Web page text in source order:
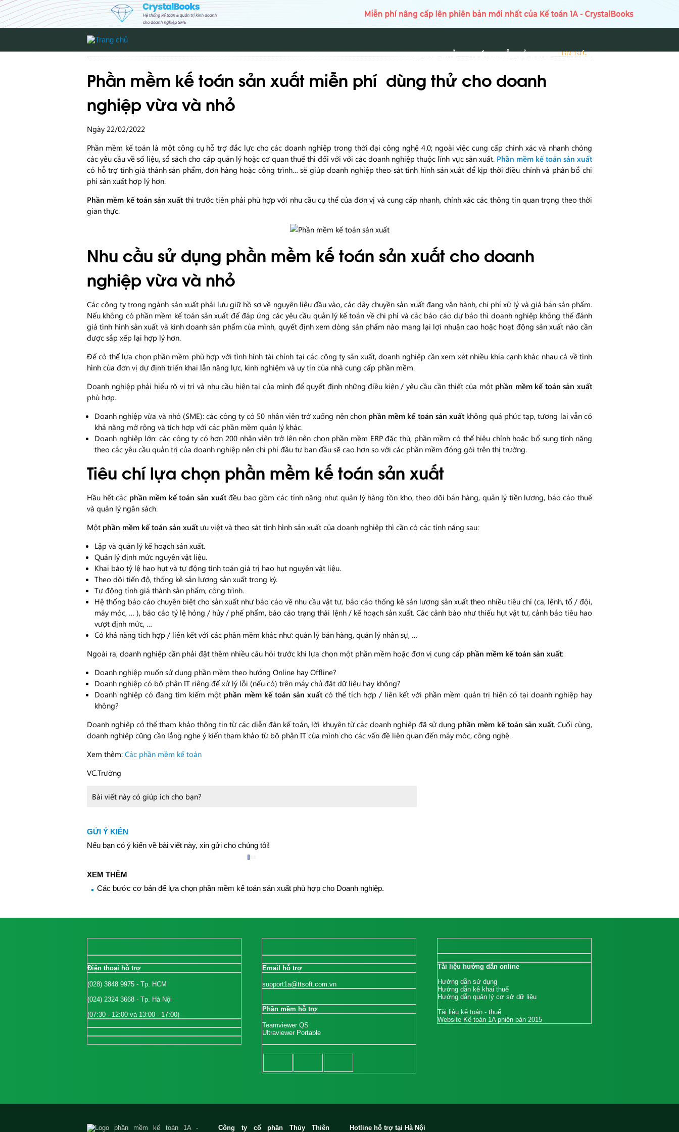
TRANG CHỦ HƯỚNG DẪN SỬ DỤNG TIN TỨC
TIN TỨC
Phần mềm kế toán sản xuất miễn phí dùng thử cho doanh
nghiệp vừa và nhỏ
Ngày 22/02/2022
Phần mềm kế toán là một công cụ hỗ trợ đắc lực cho các doanh nghiệp trong thời đại công nghệ 4.0; ngoài việc cung cấp chính xác và nhanh chóng
các yêu cầu về số liệu, sổ sách cho cấp quản lý hoặc cơ quan thuế thì đối với với các doanh nghiệp thuộc lĩnh vực sản xuất. Phần mềm kế toán sản xuất
có hỗ trợ tính giá thành sản phẩm, đơn hàng hoặc công trình… sẽ giúp doanh nghiệp theo sát tình hình sản xuất để kịp thời điều chỉnh và phân bổ chi
phí sản xuất hợp lý hơn.
Phần mềm kế toán sản xuất thì trước tiên phải phù hợp với nhu cầu cụ thể của đơn vị và cung cấp nhanh, chính xác các thông tin quan trọng theo thời
gian thực.
Nhu cầu sử dụng phần mềm kế toán sản xuất cho doanh
nghiệp vừa và nhỏ
Các công ty trong ngành sản xuất phải lưu giữ hồ sơ về nguyên liệu đầu vào, các dây chuyền sản xuất đang vận hành, chi phí xử lý và giá bán sản phẩm.
Nếu không có phần mềm kế toán sản xuất để đáp ứng các yêu cầu quản lý kế toán về chi phí và các báo cáo dự báo thì doanh nghiệp không thể đánh
giá tình hình sản xuất và kinh doanh sản phẩm của mình, quyết định xem dòng sản phẩm nào mang lại lợi nhuận cao hoặc hoạt động sản xuất nào cần
được sắp xếp lại hợp lý hơn.
Để có thể lựa chọn phần mềm phù hợp với tình hình tài chính tại các công ty sản xuất, doanh nghiệp cần xem xét nhiều khía cạnh khác nhau cả về tình
hình của đơn vị dự định triển khai lẫn năng lực, kinh nghiệm và uy tín của nhà cung cấp phần mềm.
Doanh nghiệp phải hiểu rõ vị trí và nhu cầu hiện tại của mình để quyết định những điều kiện / yêu cầu cần thiết của mộtphần mềm kế toán sản xuất
phù hợp.
Doanh nghiệp vừa và nhỏ (SME): các công ty có 50 nhân viên trở xuống nên chọnphần mềm kế toán sản xuất không quá phức tạp, tương lai vẫn có
khả năng mở rộng và tích hợp với các phần mềm quản lý khác.
Doanh nghiệp lớn: các công ty có hơn 200 nhân viên trở lên nên chọn phần mềm ERP đặc thù, phần mềm có thể hiệu chỉnh hoặc bổ sung tính năng
theo các yêu cầu quản trị của doanh nghiệp nên chi phí đầu tư ban đầu sẽ cao hơn so với các phần mềm đóng gói trên thị trường.
Tiêu chí lựa chọn phần mềm kế toán sản xuất
Hầu hết các phần mềm kế toán sản xuấtđều bao gồm các tính năng như: quản lý hàng tồn kho, theo dõi bán hàng, quản lý tiền lương, báo cáo thuế
và quản lý ngân sách.
Một phần mềm kế toán sản xuất ưu việt và theo sát tình hình sản xuất của doanh nghiệp thì cần có các tính năng sau:
Lập và quản lý kế hoạch sản xuất.
Quản lý định mức nguyên vật liệu.
Khai báo tỷ lệ hao hụt và tự động tính toán giá trị hao hụt nguyên vật liệu.
Theo dõi tiến độ, thống kê sản lượng sản xuất trong kỳ.
Tự động tính giá thành sản phẩm, công trình.
Hệ thống báo cáo chuyên biệt cho sản xuất như báo cáo về nhu cầu vật tư, báo cáo thống kê sản lượng sản xuất theo nhiều tiêu chí (ca, lệnh, tổ / đội,
máy móc, … ), báo cáo tỷ lệ hỏng / hủy / phế phẩm, báo cáo trạng thái lệnh / kế hoạch sản xuất. Các cảnh báo như thiếu hụt vật tư, cảnh báo tiêu hao
vượt định mức, …
Có khả năng tích hợp / liên kết với các phần mềm khác như: quản lý bán hàng, quản lý nhân sự, …
Ngoài ra, doanh nghiệp cần phải đặt thêm nhiều câu hỏi trước khi lựa chọn một phần mềm hoặc đơn vị cung cấp phần mềm kế toán sản xuất:
Doanh nghiệp muốn sử dụng phần mềm theo hướng Online hay Offline?
Doanh nghiệp có bộ phận IT riêng để xử lý lỗi (nếu có) trên máy chủ đặt dữ liệu hay không?
Doanh nghiệp có đang tìm kiếm một phần mềm kế toán sản xuấtcó thể tích hợp / liên kết với phần mềm quản trị hiện có tại doanh nghiệp hay
không?
Doanh nghiệp có thể tham khảo thông tin từ các diễn đàn kế toán, lời khuyên từ các doanh nghiệp đã sử dụng phần mềm kế toán sản xuất. Cuối cùng,
doanh nghiệp cũng cần lắng nghe ý kiến tham khảo từ bộ phận IT của mình cho các vấn đề liên quan đến máy móc, công nghệ.
Xem thêm: Các phần mềm kế toán
VC.Trường
Bài viết này có giúp ích cho bạn?
GỬI Ý KIẾN
Nếu bạn có ý kiến về bài viết này, xin gửi cho chúng tôi!
XEM THÊM
Các bước cơ bản để lựa chọn phần mềm kế toán sản xuất phù hợp cho Doanh nghiệp.
Điện thoại hỗ trợ
(028) 3848 9975 - Tp. HCM
(024) 2324 3668 - Tp. Hà Nội
(07:30 - 12:00 và 13:00 - 17:00)
Email hỗ trợ
support1a@ttsoft.com.vn
Phần mềm hỗ trợ
Teamviewer QS
Ultraviewer Portable
Tài liệu hướng dẫn online
Hướng dẫn sử dụng
Hướng dẫn kê khai thuế
Hướng dẫn quản lý cơ sở dữ liệu
Tài liệu kế toán - thuế
Website Kế toán 1A phiên bản 2015
Công ty cổ phần Thủy Thiên
Hotline hỗ trợ tại Hà Nội